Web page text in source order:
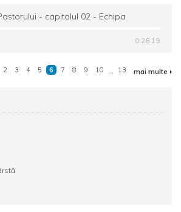
- capitolul 02 - Echipa
0:26:19
2 3 4 5 6 7 8 9 10 ... 13 mai multe